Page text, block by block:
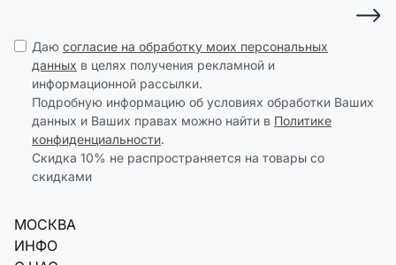
Даю согласие на обработку моих персональных
данных в целях получения рекламной и
информационной рассылки.
Подробную информацию об условиях обработки Ваших
данных и Ваших правах можно найти в Политике
конфиденциальности.
Скидка 10% не распространяется на товары со
скидками
МОСКВА
ИНФО